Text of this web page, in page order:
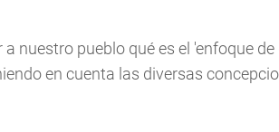
nuestro pueblo qué es el 'enfoque
en cuenta las diversas